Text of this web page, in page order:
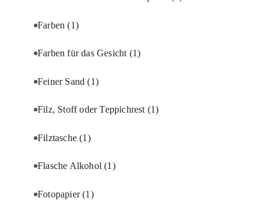
Farben(1)
Farben für das Gesicht (1)
Feiner Sand(1)
Filz, Stoff oder Teppichrest (1)
Filztasche(1)
Flasche Alkohol(1)
Fotopapier(1)